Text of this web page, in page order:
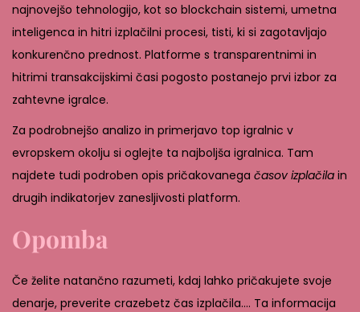
najnovejšo tehnologijo, kot so blockchain sistemi, umetna
inteligenca in hitri izplačilni procesi, tisti, ki si zagotavljajo
konkurenčno prednost. Platforme s transparentnimi in
hitrimi transakcijskimi časi pogosto postanejo prvi izbor za
zahtevne igralce.
Za podrobnejšo analizo in primerjavo top igralnic v
evropskem okolju si oglejte ta najboljša igralnica. Tam
najdete tudi podroben opis pričakovanega časov izplačila in
drugih indikatorjev zanesljivosti platform.
Opomba
Če želite natančno razumeti, kdaj lahko pričakujete svoje
denarje, preverite crazebetz čas izplačila…. Ta informacija